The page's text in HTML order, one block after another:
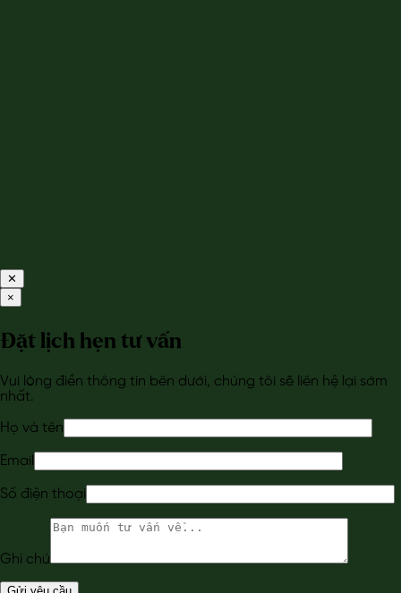
✕
×
Đặt lịch hẹn tư vấn
Vui lòng điền thông tin bên dưới, chúng tôi sẽ liên hệ lại sớm
nhất.
Họ và tên
Email
Số điện thoại
Ghi chú